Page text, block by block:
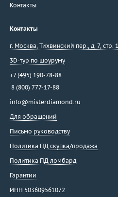
Контакты
Контакты
г. Москва Тихвинский пер., д. 7, стр. 1.
3D-тур по шоуруму
+7 (495) 190-78-88
8 (800) 777-17-88
info@misterdiamond.ru
Для обращений
Письмо руководству
Политика ПД скупка/продажа
Политика ПД ломбард
Гарантии
ИНН 503609561072